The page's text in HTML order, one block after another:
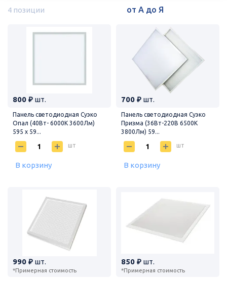
4 позиции
800 ₽ шт.
Панель светодиодная Суэко
Опал (40Вт- 6000К 3600Лм)
595 х 59...
шт
В корзину
700 ₽ шт.
Панель светодиодная Суэко
Призма (36Вт-220В 6500К
3800Лм) 59...
шт
В корзину
990 ₽ шт.
*Примерная стоимость
850 ₽ шт.
*Примерная стоимость